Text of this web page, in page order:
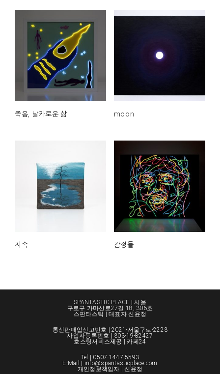
죽음, 날카로운 삶 moon
지속 감정들
SPANTASTIC PLACE | 서울
구로구 가마산로27길 18, 306호
스판타스틱 | 대표자 신윤정
통신판매업신고번호 | 2021-서울구로-2223
사업자등록번호 | 303-19-82427
호스팅서비스제공 | 카페24
Tel | 0507-1447-5593
E-Mail | info@spantasticplace.com
개인정보책임자 | 신윤정